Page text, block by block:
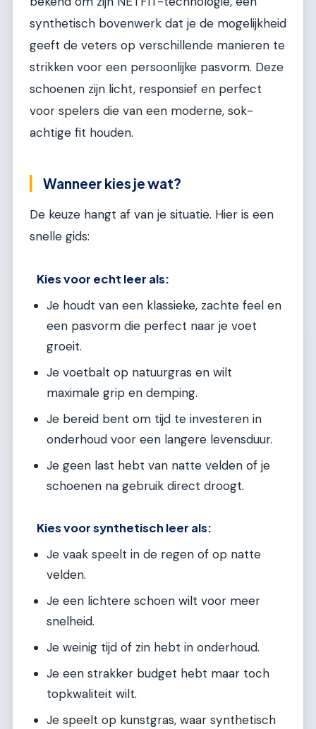
synthetisch bovenwerk dat je de mogelijkheid
geeft de veters op verschillende manieren te
strikken voor een persoonlijke pasvorm. Deze
schoenen zijn licht, responsief en perfect
voor spelers die van een moderne, sok-
achtige fit houden.
Wanneer kies je wat?
De keuze hangt af van je situatie. Hier is een
snelle gids:
Kies voor echt leer als:
Je houdt van een klassieke, zachte feel en
een pasvorm die perfect naar je voet
groeit.
Je voetbalt op natuurgras en wilt
maximale grip en demping.
Je bereid bent om tijd te investeren in
onderhoud voor een langere levensduur.
Je geen last hebt van natte velden of je
schoenen na gebruik direct droogt.
Kies voor synthetisch leer als:
Je vaak speelt in de regen of op natte
velden.
Je een lichtere schoen wilt voor meer
snelheid.
Je weinig tijd of zin hebt in onderhoud.
Je een strakker budget hebt maar toch
topkwaliteit wilt.
Je speelt op kunstgras, waar synthetisch